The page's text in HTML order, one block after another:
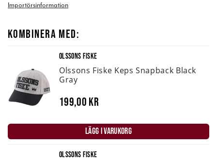
Importörsinformation
KOMBINERA MED:
OLSSONS FISKE
Olssons Fiske Keps Snapback Black
Gray
199,00 kr
LÄGG I VARUKORG
OLSSONS FISKE